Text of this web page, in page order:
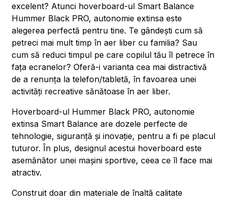
excelent? Atunci hoverboard-ul Smart Balance
Hummer Black PRO, autonomie extinsa este
alegerea perfectă pentru tine. Te gândești cum să
petreci mai mult timp în aer liber cu familia? Sau
cum să reduci timpul pe care copilul tău îl petrece în
fața ecranelor? Oferă-i varianta cea mai distractivă
de a renunța la telefon/tabletă, în favoarea unei
activități recreative sănătoase în aer liber.
Hoverboard-ul Hummer Black PRO, autonomie
extinsa Smart Balance are dozele perfecte de
tehnologie, siguranță și inovație, pentru a fi pe placul
tuturor. În plus, designul acestui hoverboard este
asemănător unei mașini sportive, ceea ce îl face mai
atractiv.
Construit doar din materiale de înaltă calitate